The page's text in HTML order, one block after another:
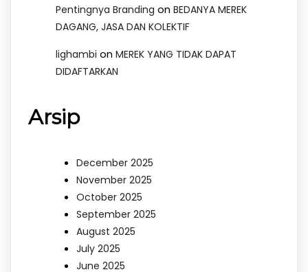
Pentingnya Branding on BEDANYA MEREK
DAGANG, JASA DAN KOLEKTIF
lighambi on MEREK YANG TIDAK DAPAT
DIDAFTARKAN
Arsip
December 2025
November 2025
October 2025
September 2025
August 2025
July 2025
June 2025